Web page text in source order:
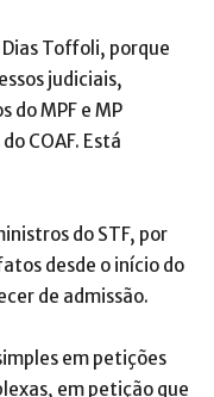
Toffoli, porque
judiciais,
do MPF e MP
COAF. Está
do STF, por
desde o início do
de admissão.
em petições
em petição que